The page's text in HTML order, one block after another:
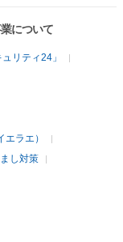
について
リティ24」
ラエ）
し対策